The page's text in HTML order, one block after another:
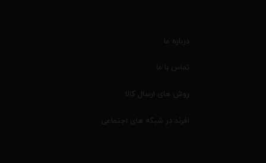
درباره ما
تماس با ما
روش های ارسال کالا
افرند در شبکه های اجتماعی